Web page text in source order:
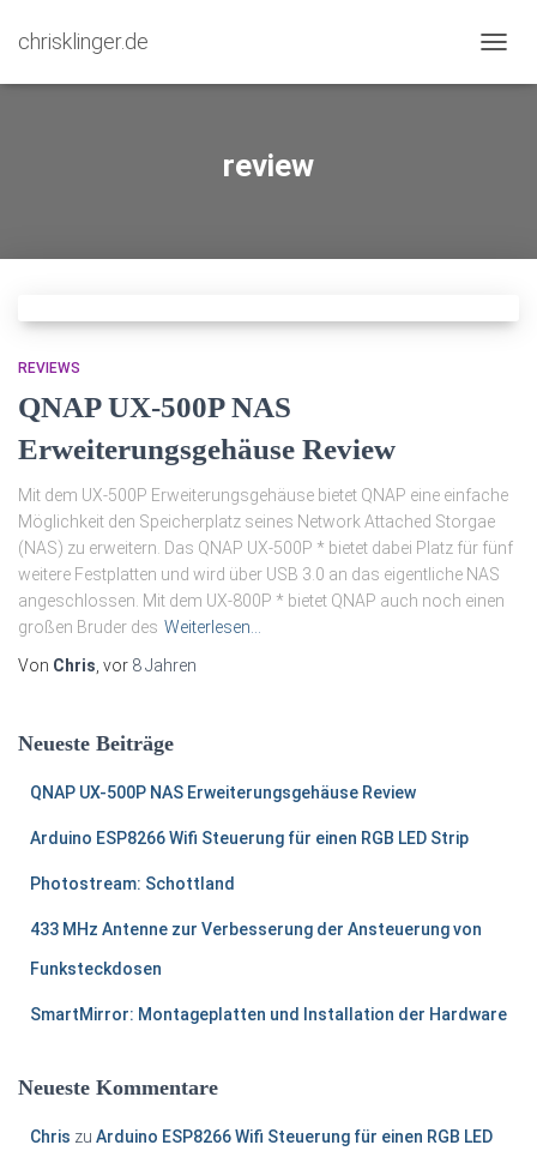
chrisklinger.de
review
REVIEWS
QNAP UX-500P NAS
Erweiterungsgehäuse Review
Mit dem UX-500P Erweiterungsgehäuse bietet QNAP eine einfache
Möglichkeit den Speicherplatz seines Network Attached Storgae
(NAS) zu erweitern. Das QNAP UX-500P * bietet dabei Platz für fünf
weitere Festplatten und wird über USB 3.0 an das eigentliche NAS
angeschlossen. Mit dem UX-800P * bietet QNAP auch noch einen
großen Bruder des Weiterlesen…
Von Chris , vor 8 Jahren
Neueste Beiträge
QNAP UX-500P NAS Erweiterungsgehäuse Review
Arduino ESP8266 Wifi Steuerung für einen RGB LED Strip
Photostream: Schottland
433 MHz Antenne zur Verbesserung der Ansteuerung von
Funksteckdosen
SmartMirror: Montageplatten und Installation der Hardware
Neueste Kommentare
Chris zu Arduino ESP8266 Wifi Steuerung für einen RGB LED